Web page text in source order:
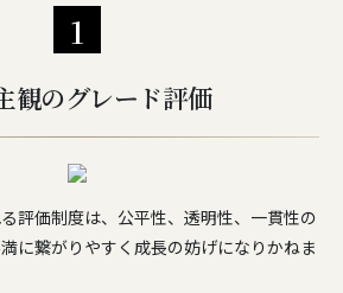
1
観のグレード評価
評価制度は、公平性、透明性、一貫性の
に繋がりやすく成長の妨げになりかねま